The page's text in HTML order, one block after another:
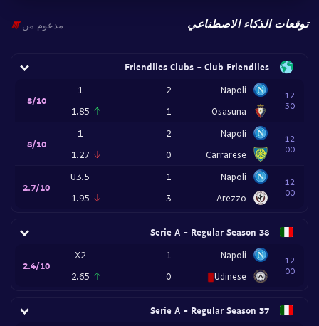
توقعات الذكاء الاصطناعي مدعوم من
Friendlies Clubs - Club Friendlies
12
30
Napoli
Osasuna
2
1
1
1.85
8/10
12
00
Napoli
Carrarese
2
0
1
1.27
8/10
12
00
Napoli
Arezzo
1
3
U3.5
1.95
2.7/10
Serie A - Regular Season 38
12
00
Napoli
Udinese
1
0
X2
2.65
2.4/10
Serie A - Regular Season 37